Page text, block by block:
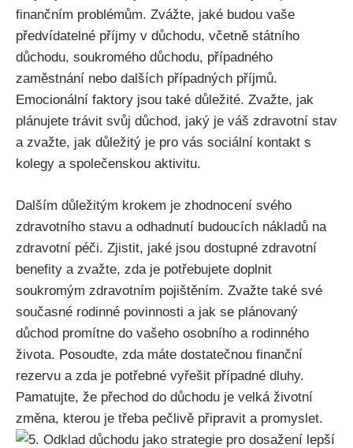
finančním problémům. Zvážte, jaké budou vaše
předvídatelné příjmy v důchodu, včetně státního
důchodu, soukromého důchodu, případného
zaměstnání nebo dalších případných příjmů.
Emocionální faktory jsou také důležité. Zvažte, jak
plánujete trávit svůj důchod, jaký je váš zdravotní stav
a zvažte, jak důležitý je pro vás sociální kontakt s
kolegy a společenskou aktivitu.
Dalším důležitým krokem je zhodnocení svého
zdravotního stavu a odhadnutí budoucích nákladů na
zdravotní péči. Zjistit, jaké jsou dostupné zdravotní
benefity a zvažte, zda je potřebujete doplnit
soukromým zdravotním pojištěním. Zvažte také své
současné rodinné povinnosti a jak se plánovaný
důchod promítne do vašeho osobního a rodinného
života. Posoudte, zda máte dostatečnou finanční
rezervu a zda je potřebné vyřešit případné dluhy.
Pamatujte, že přechod do důchodu je velká životní
změna, kterou je třeba pečlivě připravit a promyslet.